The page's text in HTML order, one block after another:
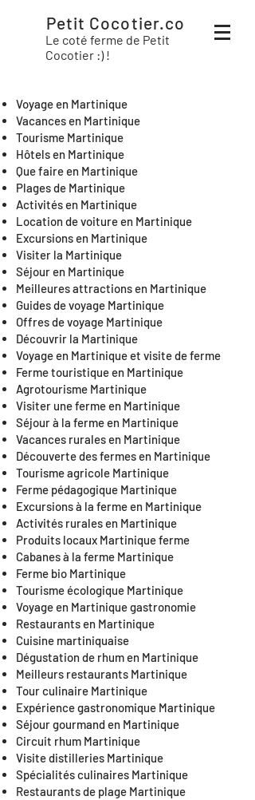
Petit Cocotier.co
Le coté ferme de Petit
Cocotier :) !
Voyage en Martinique
Vacances en Martinique
Tourisme Martinique
Hôtels en Martinique
Que faire en Martinique
Plages de Martinique
Activités en Martinique
Location de voiture en Martinique
Excursions en Martinique
Visiter la Martinique
Séjour en Martinique
Meilleures attractions en Martinique
Guides de voyage Martinique
Offres de voyage Martinique
Découvrir la Martinique
Voyage en Martinique et visite de ferme
Ferme touristique en Martinique
Agrotourisme Martinique
Visiter une ferme en Martinique
Séjour à la ferme en Martinique
Vacances rurales en Martinique
Découverte des fermes en Martinique
Tourisme agricole Martinique
Ferme pédagogique Martinique
Excursions à la ferme en Martinique
Activités rurales en Martinique
Produits locaux Martinique ferme
Cabanes à la ferme Martinique
Ferme bio Martinique
Tourisme écologique Martinique
Voyage en Martinique gastronomie
Restaurants en Martinique
Cuisine martiniquaise
Dégustation de rhum en Martinique
Meilleurs restaurants Martinique
Tour culinaire Martinique
Expérience gastronomique Martinique
Séjour gourmand en Martinique
Circuit rhum Martinique
Visite distilleries Martinique
Spécialités culinaires Martinique
Restaurants de plage Martinique